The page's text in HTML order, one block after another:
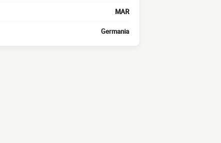
MAR
Germania